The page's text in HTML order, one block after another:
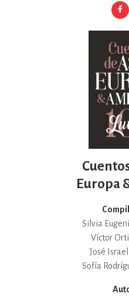
Europa
Silvia
Víctor
José
Sofía